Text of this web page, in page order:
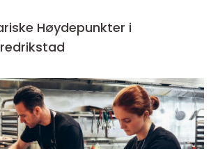
Høydepunkter i